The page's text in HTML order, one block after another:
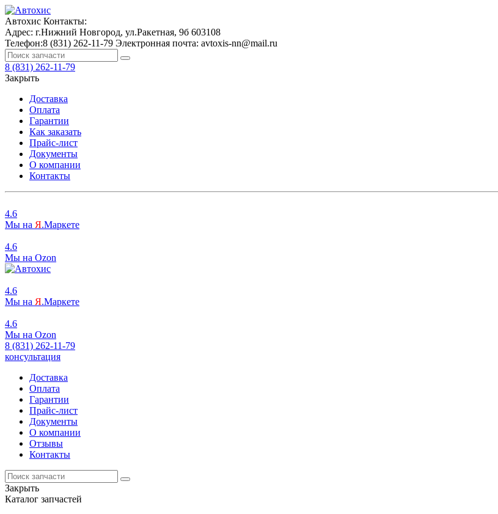
Автохис Контакты:
Адрес: г.Нижний Новгород, ул.Ракетная, 9б 603108
Телефон:8 (831) 262-11-79 Электронная почта: avtoxis-nn@mail.ru
8 (831) 262-11-79
Закрыть
Доставка
Оплата
Гарантии
Как заказать
Прайс-лист
Документы
О компании
Контакты
4.6
Мы на Я.Маркете
4.6
Мы на Ozon
4.6
Мы на Я.Маркете
4.6
Мы на Ozon
8 (831) 262-11-79
консультация
Доставка
Оплата
Гарантии
Прайс-лист
Документы
О компании
Отзывы
Контакты
Закрыть
Каталог запчастей